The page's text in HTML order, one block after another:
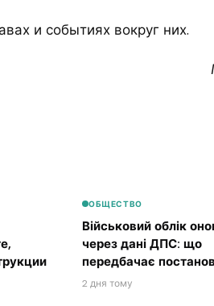
и событиях вокруг них.
ОБЩЕСТВО
Військовий облік
через дані ДПС: що
передбачає
2 дня тому